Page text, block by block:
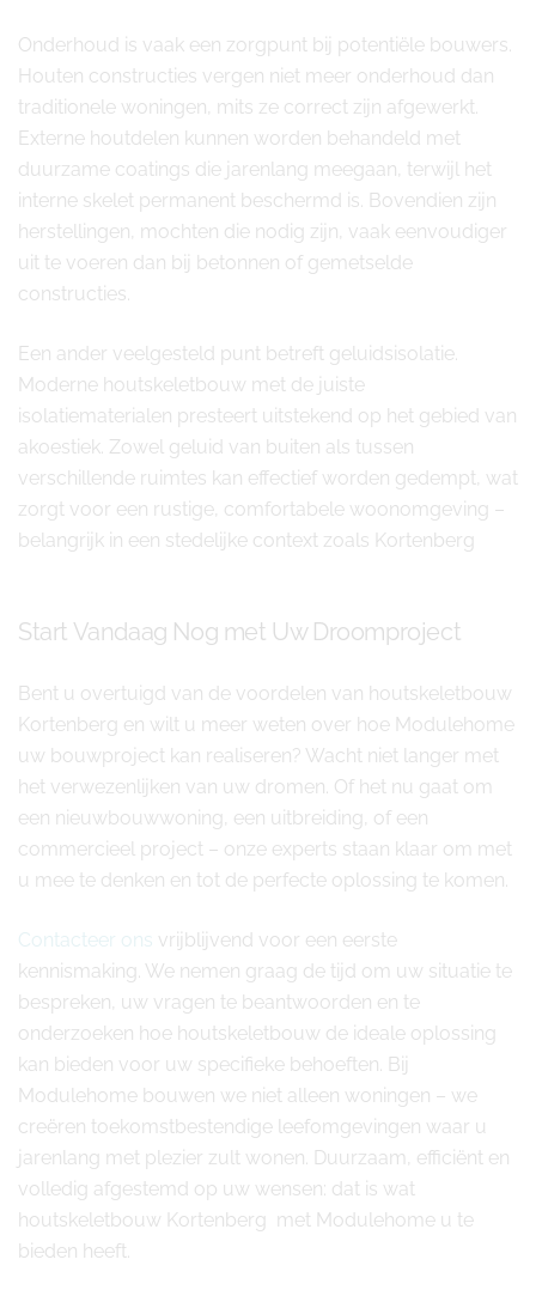
Onderhoud is vaak een zorgpunt bij potentiële bouwers.
Houten constructies vergen niet meer onderhoud dan
traditionele woningen, mits ze correct zijn afgewerkt.
Externe houtdelen kunnen worden behandeld met
duurzame coatings die jarenlang meegaan, terwijl het
interne skelet permanent beschermd is. Bovendien zijn
herstellingen, mochten die nodig zijn, vaak eenvoudiger
uit te voeren dan bij betonnen of gemetselde
constructies.
Een ander veelgesteld punt betreft geluidsisolatie.
Moderne houtskeletbouw met de juiste
isolatiematerialen presteert uitstekend op het gebied van
akoestiek. Zowel geluid van buiten als tussen
verschillende ruimtes kan effectief worden gedempt, wat
zorgt voor een rustige, comfortabele woonomgeving –
belangrijk in een stedelijke context zoals Kortenberg
Start Vandaag Nog met Uw Droomproject
Bent u overtuigd van de voordelen van houtskeletbouw
Kortenberg en wilt u meer weten over hoe Modulehome
uw bouwproject kan realiseren? Wacht niet langer met
het verwezenlijken van uw dromen. Of het nu gaat om
een nieuwbouwwoning, een uitbreiding, of een
commercieel project – onze experts staan klaar om met
u mee te denken en tot de perfecte oplossing te komen.
Contacteer ons vrijblijvend voor een eerste
kennismaking. We nemen graag de tijd om uw situatie te
bespreken, uw vragen te beantwoorden en te
onderzoeken hoe houtskeletbouw de ideale oplossing
kan bieden voor uw specifieke behoeften. Bij
Modulehome bouwen we niet alleen woningen – we
creëren toekomstbestendige leefomgevingen waar u
jarenlang met plezier zult wonen. Duurzaam, efficiënt en
volledig afgestemd op uw wensen: dat is wat
houtskeletbouw Kortenberg met Modulehome u te
bieden heeft.